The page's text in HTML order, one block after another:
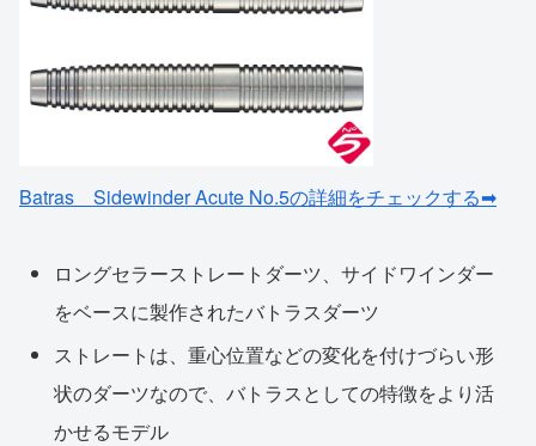
Batras Sidewinder Acute No.5の詳細をチェックする➡
ロングセラーストレートダーツ、サイドワインダー
をベースに製作されたバトラスダーツ
ストレートは、重心位置などの変化を付けづらい形
状のダーツなので、バトラスとしての特徴をより活
かせるモデル